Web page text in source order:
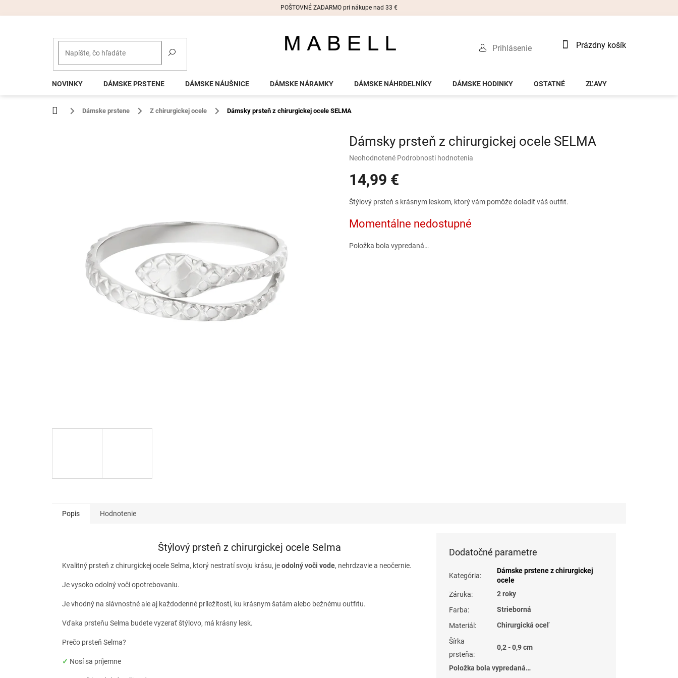
POŠTOVNÉ ZADARMO pri nákupe nad 33 €
Prihlásenie
Nákupný
Prázdny košík
NOVINKY DÁMSKE PRSTENE DÁMSKE NÁUŠNICE DÁMSKE NÁRAMKY DÁMSKE NÁHRDELNÍKY DÁMSKE HODINKY OSTATNÉ ZĽAVY
Domov Dámske prstene Z chirurgickej ocele Dámsky prsteň z chirurgickej ocele SELMA
Dámsky prsteň z chirurgickej ocele SELMA
Priemerné
produktu
je
z
hviezdičiek.
Neohodnotené Podrobnosti hodnotenia
14,99 €
Jednotková
cena:
Štýlový prsteň s krásnym leskom, ktorý vám pomôže doladiť váš outfit.
Momentálne nedostupné
Položka bola vypredaná…
Popis Hodnotenie
Štýlový prsteň z chirurgickej ocele Selma
Kvalitný prsteň z chirurgickej ocele Selma, ktorý nestratí svoju krásu, jeodolný voči vode, nehrdzavie a neočernie.
Je vysoko odolný voči opotrebovaniu.
Je vhodný na slávnostné ale aj každodenné príležitosti, ku krásnym šatám alebo bežnému outfitu.
Vďaka prsteňu Selma budete vyzerať štýlovo, má krásny lesk.
Prečo prsteň Selma?
✓ Nosí sa príjemne
Dodatočné parametre
Kategória:
Dámske prstene z chirurgickej
ocele
Záruka:
2 roky
Farba:
Strieborná
Materiál :
Chirurgická oceľ
Šírka
prsteňa:
0,2 - 0,9 cm
Položka bola vypredaná…